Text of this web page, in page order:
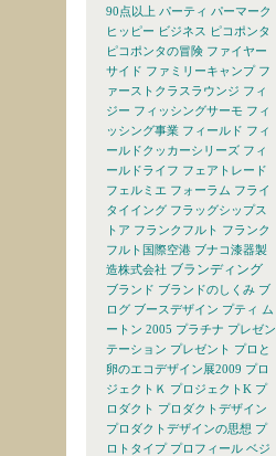
90点以上 パーティ パーマーク
ヒッピー ビジネス ピコポンタ
ピコポンタの冒険 ファイヤー
サイド ファミリーキャンプ フ
ァーストクラスラウンジ フィ
ジー フィッシングサーモ フィ
ッシング事業 フィールド フィ
ールドクッカーシリーズ フィ
ールドライフ フェアトレード
フェルミエ フォーラム フライ
タイイング フラッグシップス
トア フランクフルト フランク
フルト国際空港 ブナコ漆器製
造株式会社 ブランディング
ブランド ブランドのしくみ ブ
ログ ブースデザイン プティ ム
ートン 2005 プラチナ プレゼン
テーション プレゼント プロと
卵のエコデザイン展2009 プロ
ジェクトＫ プロジェクトK プ
ロダクト プロダクトデザイン
プロダクトデザインの思想 プ
ロトタイプ プロフィール ベジ